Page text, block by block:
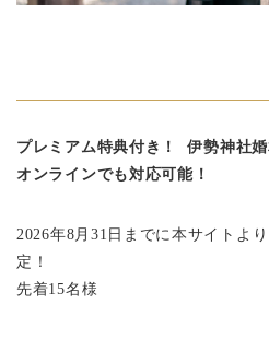
プレミアム特典付き！
伊勢神社
オンラインでも対応可能！
2026年8月31日までに本サイトよ
定！
先着15名様